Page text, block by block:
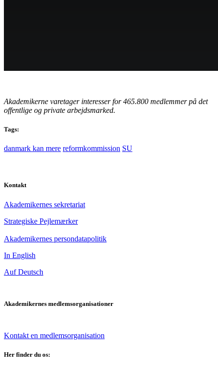
Akademikerne varetager interesser for 465.800 medlemmer på det
offentlige og private arbejdsmarked.
Tags:
danmark kan mere reformkommission SU
Kontakt
Akademikernes sekretariat
Strategiske Pejlemærker
Akademikernes persondatapolitik
In English
Auf Deutsch
Akademikernes medlemsorganisationer
Kontakt en medlemsorganisation
Her finder du os: